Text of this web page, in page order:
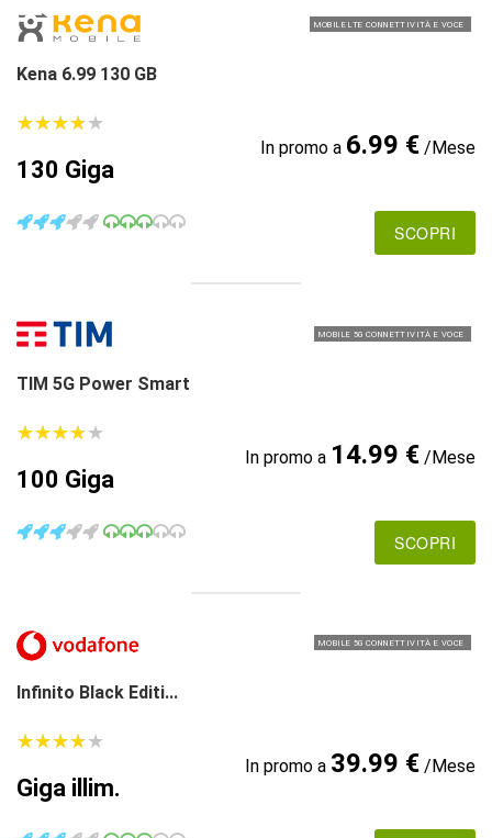
MOBILE LTE CONNETTIVITÀ E VOCE
Kena 6.99 130 GB
★★★★★
★★★★★
130 Giga
In promo a 6.99 €/Mese
SCOPRI
MOBILE 5G CONNETTIVITÀ E VOCE
TIM 5G Power Smart
★★★★★
★★★★★
100 Giga
In promo a 14.99 €/Mese
SCOPRI
MOBILE 5G CONNETTIVITÀ E VOCE
Infinito Black Editi...
★★★★★
★★★★★
Giga illim.
In promo a 39.99 €/Mese